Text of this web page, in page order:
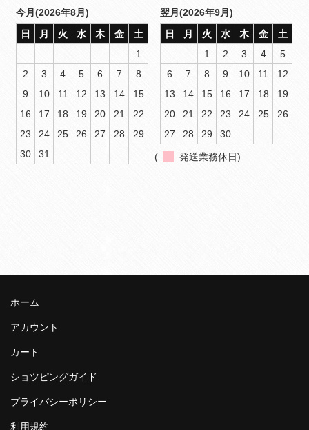
今月(2026年8月)
日
月 火 水 木 金
土
1
2
3 4 5 6 7
8
9
10 11 12 13 14
15
16
17 18 19 20 21
22
23
24 25 26 27 28
29
30
31
翌月(2026年9月)
日
月 火 水 木 金
土
1
2 3 4
5
6
7 8 9 10 11
12
13
14 15 16 17 18
19
20
21 22 23 24 25
26
27
28 29 30
( 発送業務休日)
ホーム
アカウント
カート
ショツピングガイド
プライバシーポリシー
利用規約